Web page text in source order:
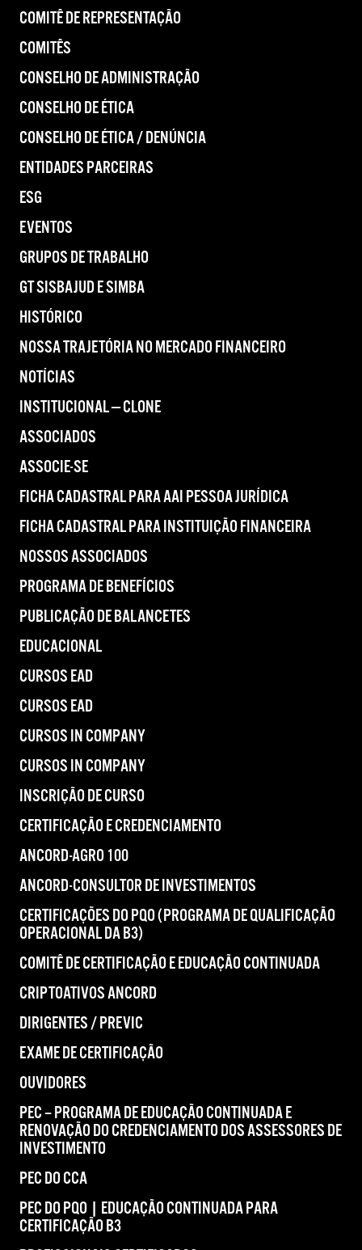
COMITÊ DE REPRESENTAÇÃO
COMITÊS
CONSELHO DE ADMINISTRAÇÃO
CONSELHO DE ÉTICA
CONSELHO DE ÉTICA / DENÚNCIA
ENTIDADES PARCEIRAS
ESG
EVENTOS
GRUPOS DE TRABALHO
GT SISBAJUD E SIMBA
HISTÓRICO
NOSSA TRAJETÓRIA NO MERCADO FINANCEIRO
NOTÍCIAS
INSTITUCIONAL — CLONE
ASSOCIADOS
ASSOCIE-SE
FICHA CADASTRAL PARA AAI PESSOA JURÍDICA
FICHA CADASTRAL PARA INSTITUIÇÃO FINANCEIRA
NOSSOS ASSOCIADOS
PROGRAMA DE BENEFÍCIOS
PUBLICAÇÃO DE BALANCETES
EDUCACIONAL
CURSOS EAD
CURSOS EAD
CURSOS IN COMPANY
CURSOS IN COMPANY
INSCRIÇÃO DE CURSO
CERTIFICAÇÃO E CREDENCIAMENTO
ANCORD-AGRO 100
ANCORD-CONSULTOR DE INVESTIMENTOS
CERTIFICAÇÕES DO PQO (PROGRAMA DE QUALIFICAÇÃO
OPERACIONAL DA B3)
COMITÊ DE CERTIFICAÇÃO E EDUCAÇÃO CONTINUADA
CRIPTOATIVOS ANCORD
DIRIGENTES / PREVIC
EXAME DE CERTIFICAÇÃO
OUVIDORES
PEC – PROGRAMA DE EDUCAÇÃO CONTINUADA E
RENOVAÇÃO DO CREDENCIAMENTO DOS ASSESSORES DE
INVESTIMENTO
PEC DO CCA
PEC DO PQO | EDUCAÇÃO CONTINUADA PARA
CERTIFICAÇÃO B3